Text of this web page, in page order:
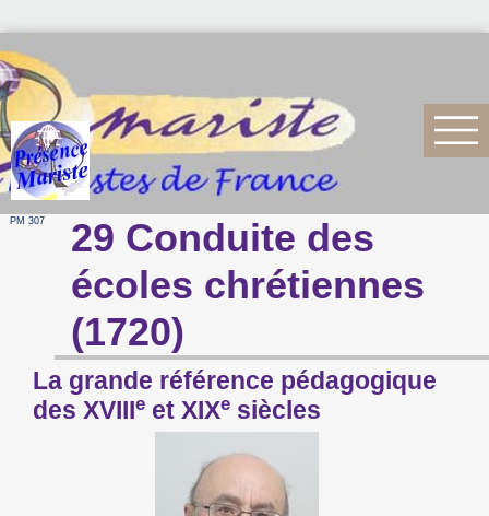
PM 307
29 Conduite des
écoles chrétiennes
(1720)
La grande référence pédagogique
des XVIIIe et XIXe siècles